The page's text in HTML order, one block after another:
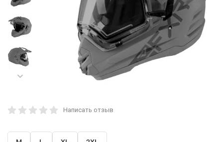
Написать отзыв